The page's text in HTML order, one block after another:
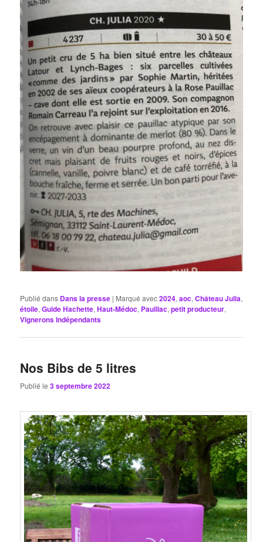
Publié dans Dans la presse | Marqué avec2024,aoc,Château Julia,
étoile,Guide Hachette,Haut-Médoc, Pauillac,petit producteur,
Vignerons Indépendants
Nos Bibs de 5 litres
Publié le3 septembre 2022